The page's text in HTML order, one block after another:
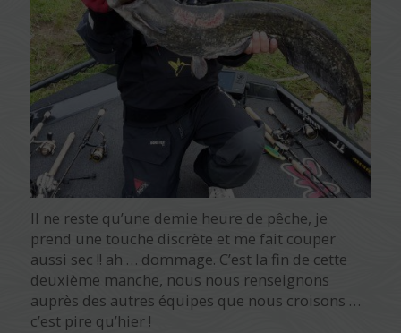
Il ne reste qu’une demie heure de pêche, je
prend une touche discrète et me fait couper
aussi sec !! ah … dommage. C’est la fin de cette
deuxième manche, nous nous renseignons
auprès des autres équipes que nous croisons …
c’est pire qu’hier !